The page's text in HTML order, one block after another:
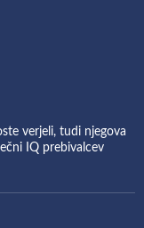
verjeli, tudi njegova
IQ prebivalcev